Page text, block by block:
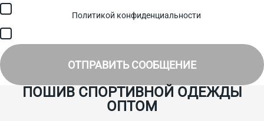
Политикой конфиденциальности
ОТПРАВИТЬ СООБЩЕНИЕ
ПОШИВ СПОРТИВНОЙ ОДЕЖДЫ
ОПТОМ